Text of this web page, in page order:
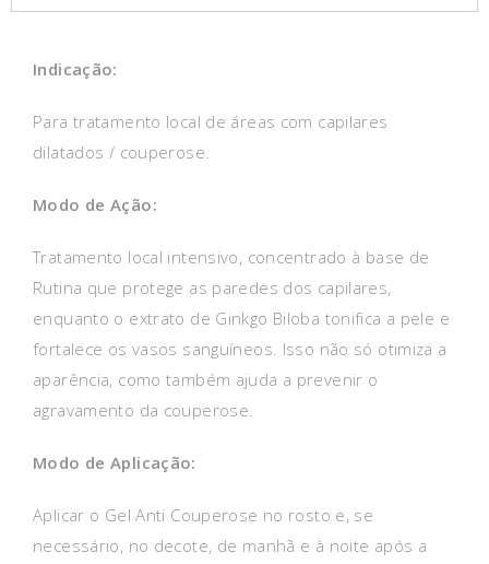
Indicação:
Para tratamento local de áreas com capilares
dilatados / couperose.
Modo de Ação:
Tratamento local intensivo, concentrado à base de
Rutina que protege as paredes dos capilares,
enquanto o extrato de Ginkgo Biloba tonifica a pele e
fortalece os vasos sanguíneos. Isso não só otimiza a
aparência, como também ajuda a prevenir o
agravamento da couperose.
Modo de Aplicação:
Aplicar o Gel Anti Couperose no rosto e, se
necessário, no decote, de manhã e à noite após a